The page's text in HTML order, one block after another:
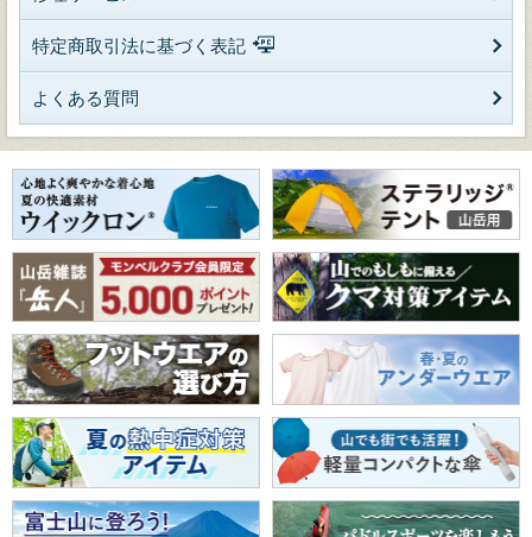
特定商取引法に基づく表記
よくある質問